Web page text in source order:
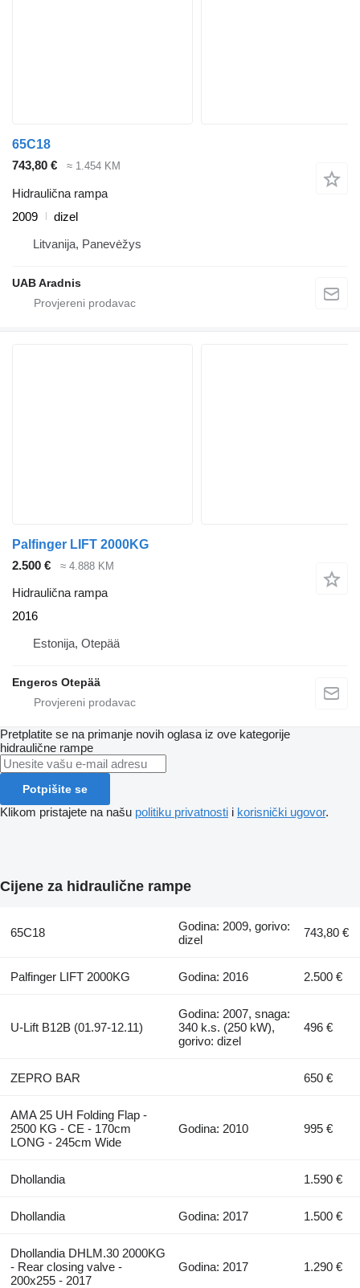
65C18
743,80 €
≈ 1.454 KM
Hidraulična rampa
2009
dizel
Litvanija, Panevėžys
UAB Aradnis
Palfinger LIFT 2000KG
2.500 €
≈ 4.888 KM
Hidraulična rampa
2016
Estonija, Otepää
Engeros Otepää
Pretplatite se na primanje novih oglasa iz ove kategorije
hidraulične rampe
Potpišite se
Klikom pristajete na našu politiku privatnosti i korisnički ugovor.
Cijene za hidraulične rampe
65C18
Godina: 2009, gorivo:
dizel
743,80 €
Palfinger LIFT 2000KG Godina: 2016 2.500 €
U-Lift B12B (01.97-12.11)
Godina: 2007, snaga:
340 k.s. (250 kW),
gorivo: dizel
496 €
ZEPRO BAR 650 €
AMA 25 UH Folding Flap -
2500 KG - CE - 170cm
LONG - 245cm Wide
Godina: 2010 995 €
Dhollandia 1.590 €
Dhollandia Godina: 2017 1.500 €
Dhollandia DHLM.30 2000KG
- Rear closing valve -
200x255 - 2017
Godina: 2017 1.290 €